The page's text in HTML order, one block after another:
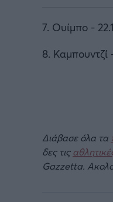
7. Ουίμπο -
8. Καμπουντζί
Διάβασε όλα τα
δες τις
Gazzetta.